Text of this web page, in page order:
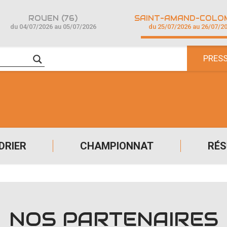
CHAMPIONNAT
ROUEN (76)
du 04/07/2026 au 05/07/2026 du 25/07/2026 au 26/07/
NOS PARTENAIRES